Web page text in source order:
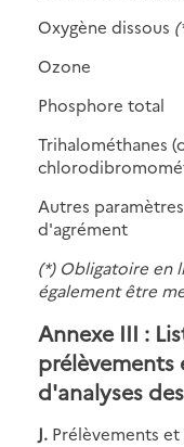
Oxygène dissous
Ozone
Phosphore total
Trihalométhanes
Autres
d'agrément
(*) Obligatoire en
également être
Annexe III :
prélèvements
d'analyses
J. Prélèvements